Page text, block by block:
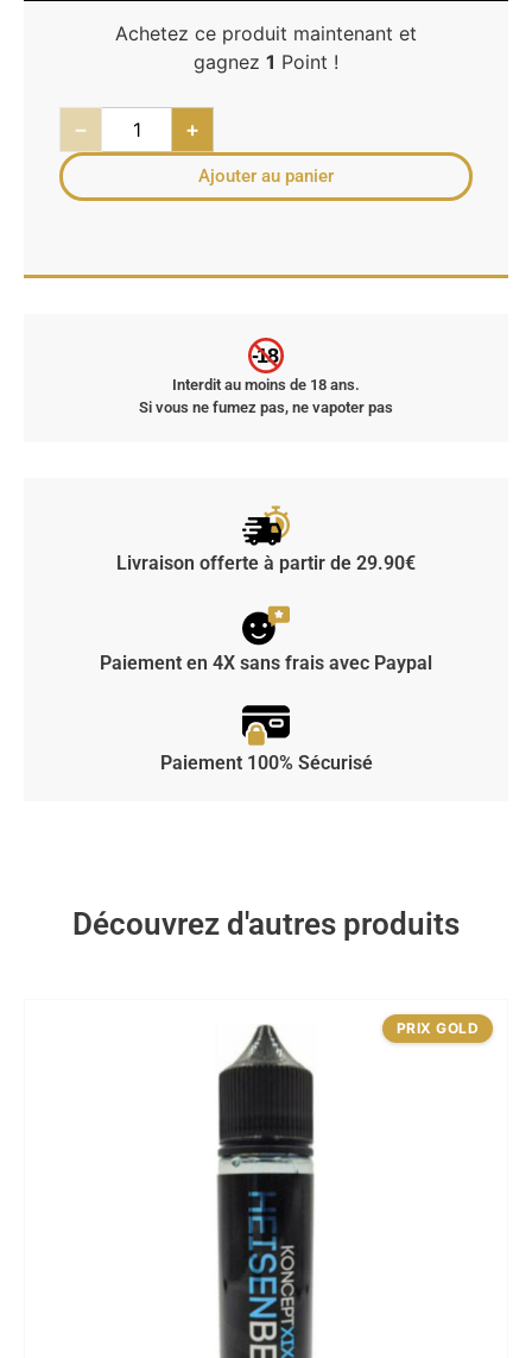
Achetez ce produit maintenant et
gagnez 1 Point !
− +
Ajouter au panier
-18
Interdit au moins de 18 ans.
Si vous ne fumez pas, ne vapoter pas
Livraison offerte à partir de 29.90€
Paiement en 4X sans frais avec Paypal
Paiement 100% Sécurisé
Découvrez d'autres produits
PRIX GOLD